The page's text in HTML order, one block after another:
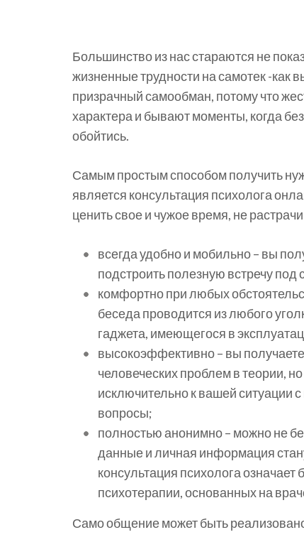
Большинство из нас стараются не
жизненные трудности на самотек -как
призрачный самообман, потому что
характера и бывают моменты, когда
обойтись.
Самым простым способом получить
является консультация психолога
ценить свое и чужое время, не
всегда удобно и мобильно – вы
подстроить полезную встречу
комфортно при любых
беседа проводится из любого
гаджета, имеющегося в
высокоэффективно – вы
человеческих проблем в теории,
исключительно к вашей ситуации
вопросы;
полностью анонимно – можно не
данные и личная информация
консультация психолога
психотерапии, основанных на
Само общение может быть